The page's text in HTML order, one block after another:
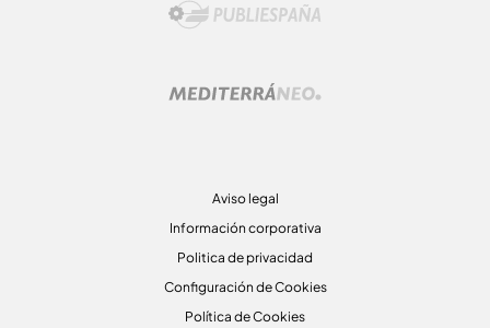
Aviso legal
Información corporativa
Politica de privacidad
Configuración de Cookies
Política de Cookies